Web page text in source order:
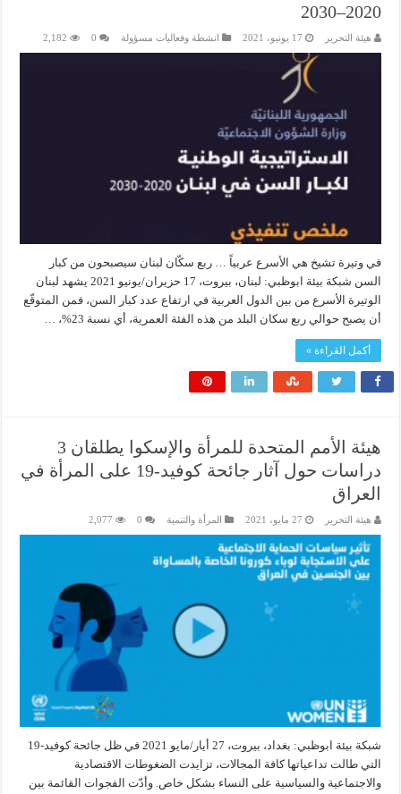
2020–2030
هيئة التحرير 17 يونيو، 2021 انشطة وفعاليات مسؤولة 0
2,182
في وتيرة تشيخ هي الأسرع عربياً … ربع سكّان لبنان سيصبحون من كبار
السن شبكة بيئة ابوظبي: لبنان، بيروت، 17 حزيران/يونيو 2021 يشهد لبنان
الوتيرة الأسرع من بين الدول العربية في ارتفاع عدد كبار السن، فمن المتوقّع
أن يصبح حوالي ربع سكان البلد من هذه الفئة العمرية، أي نسبة 23%، …
أكمل القراءة »
هيئة الأمم المتحدة للمرأة والإسكوا يطلقان 3
دراسات حول آثار جائحة كوفيد-19 على المرأة في
العراق
هيئة التحرير 27 مايو، 2021 المرأة والتنمية 0
2,077
شبكة بيئة ابوظبي: بغداد، بيروت، 27 أيار/مايو 2021 في ظل جائحة كوفيد-19
التي طالت تداعياتها كافة المجالات، تزايدت الضغوطات الاقتصادية
والاجتماعية والسياسية على النساء بشكل خاص. وأدّت الفجوات القائمة بين